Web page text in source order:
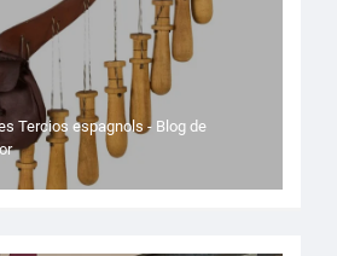
Tercios espagnols - Blog de